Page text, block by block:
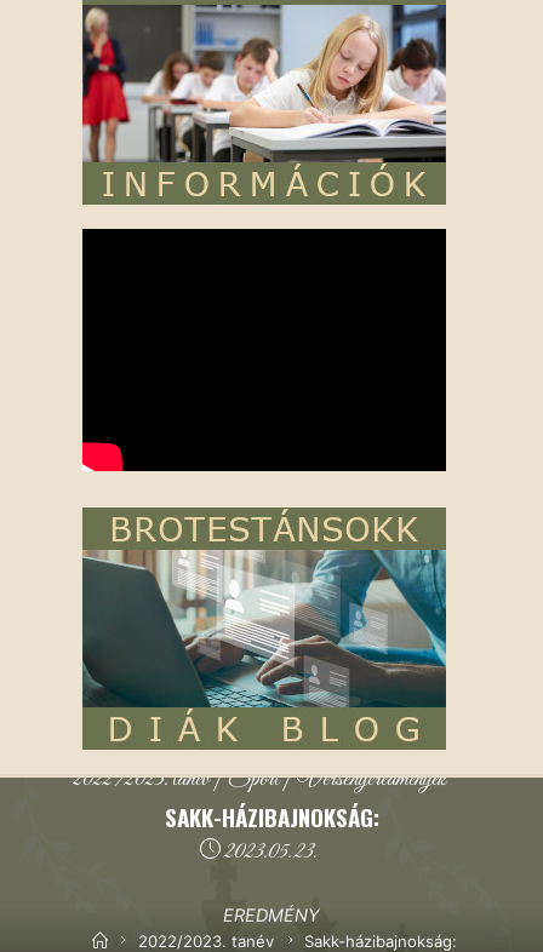
2022/2023. tanév|Sport|Versenyeredmények
SAKK-HÁZIBAJNOKSÁG:
2023.05.23.
EREDMÉNY
Kezdőoldal
2022/2023. tanév Sakk-házibajnokság: